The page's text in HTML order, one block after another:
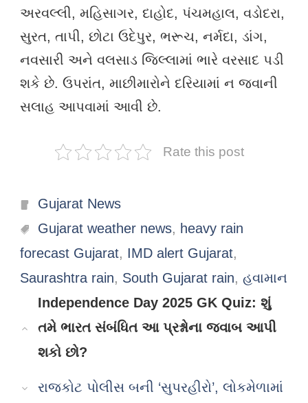
અરવલ્લી, મહિસાગર, દાહોદ, પંચમહાલ, વડોદરા,
સુરત, તાપી, છોટા ઉદેપુર, ભરૂચ, નર્મદા, ડાંગ,
નવસારી અને વલસાડ જિલ્લામાં ભારે વરસાદ પડી
શકે છે. ઉપરાંત, માછીમારોને દરિયામાં ન જવાની
સલાહ આપવામાં આવી છે.
Rate this post
Categories
Gujarat News
Tags
Gujarat weather news, heavy rain
forecast Gujarat, IMD alert Gujarat,
Saurashtra rain, South Gujarat rain, હવામાન
Independence Day 2025 GK Quiz: શું
તમે ભારત સંબંધિત આ પ્રશ્નોના જવાબ આપી
શકો છો?
રાજકોટ પોલીસ બની ‘સુપરહીરો’, લોકમેળામાં